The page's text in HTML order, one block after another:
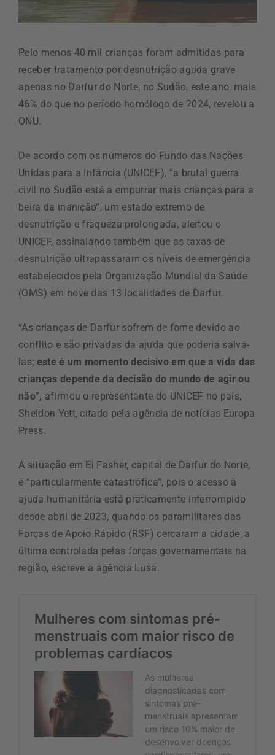
Pelo menos 40 mil crianças foram admitidas para
receber tratamento por desnutrição aguda grave
apenas no Darfur do Norte, no Sudão, este ano, mais
46% do que no período homólogo de 2024, revelou a
ONU.
De acordo com os números do Fundo das Nações
Unidas para a Infância (UNICEF), “a brutal guerra
civil no Sudão está a empurrar mais crianças para a
beira da inanição”, um estado extremo de
desnutrição e fraqueza prolongada, alertou o
UNICEF, assinalando também que as taxas de
desnutrição ultrapassaram os níveis de emergência
estabelecidos pela Organização Mundial da Saúde
(OMS) em nove das 13 localidades de Darfur.
“As crianças de Darfur sofrem de fome devido ao
conflito e são privadas da ajuda que poderia salvá-
las; este é um momento decisivo em que a vida das
crianças depende da decisão do mundo de agir ou
não”, afirmou o representante do UNICEF no país,
Sheldon Yett, citado pela agência de notícias Europa
Press.
A situação em El Fasher, capital de Darfur do Norte,
é “particularmente catastrófica”, pois o acesso à
ajuda humanitária está praticamente interrompido
desde abril de 2023, quando os paramilitares das
Forças de Apoio Rápido (RSF) cercaram a cidade, a
última controlada pelas forças governamentais na
região, escreve a agência Lusa.